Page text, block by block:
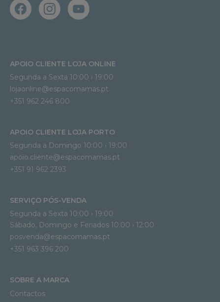
APOIO CLIENTE LOJA ONLINE
Segunda a Sexta 10:00 › 19:00
lojaonline@espacomamas.pt
+351 962 246 800
APOIO CLIENTE LOJA PORTO
Segunda a Domingo 10:00 › 19:00
apoio.cliente@espacomamas.pt
+351 91 962 2393
SERVIÇO PÓS-VENDA
Segunda a Sexta 10:00 › 19:00
Sábado, Domingo e Feriados 10:00 › 12:00
posvenda@espacomamas.pt
+351 963 396 200
SOBRE A MARCA
Contactos